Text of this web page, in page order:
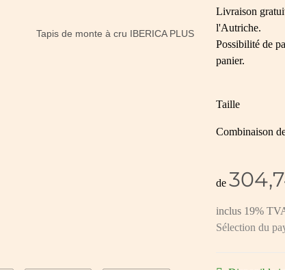
Livraison
l'Autriche.
Possibilité de
panier.
Taille
Combinaison
de
inclus 19%
Sélection du